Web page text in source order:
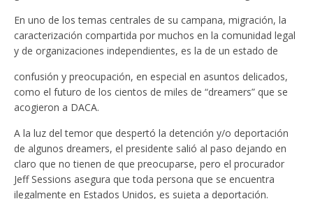
En uno de los temas centrales de su campana, migración, la
caracterización compartida por muchos en la comunidad legal
y de organizaciones independientes, es la de un estado de
confusión y preocupación, en especial en asuntos delicados,
como el futuro de los cientos de miles de “dreamers” que se
acogieron a DACA.
A la luz del temor que despertó la detención y/o deportación
de algunos dreamers, el presidente salió al paso dejando en
claro que no tienen de que preocuparse, pero el procurador
Jeff Sessions asegura que toda persona que se encuentra
ilegalmente en Estados Unidos, es sujeta a deportación.